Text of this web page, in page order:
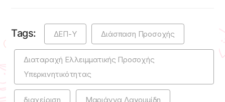
Tags: ΔΕΠ-Υ Διάσπαση Προσοχής
Διαταραχή Ελλειμματικής Προσοχής
Υπερκινητικότητας
διαχείριση Μαριάννα Λαγουμίδη